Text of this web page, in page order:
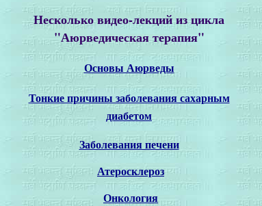
Несколько видео-лекций из цикла
"Аюрведическая терапия"
Основы Аюрведы
Тонкие причины заболевания сахарным
диабетом
Заболевания печени
Атеросклероз
Онкология